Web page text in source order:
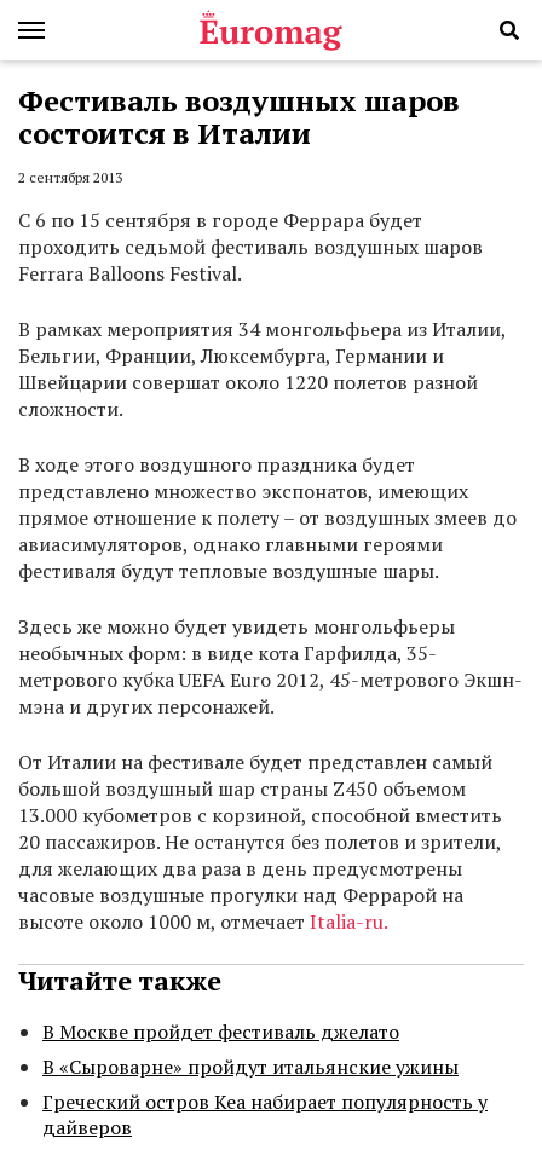
Фестиваль воздушных шаров
состоится в Италии
2 сентября 2013
С 6 по 15 сентября в городе Феррара будет
проходить седьмой фестиваль воздушных шаров
Ferrara Balloons Festival.
В рамках мероприятия 34 монгольфьера из Италии,
Бельгии, Франции, Люксембурга, Германии и
Швейцарии совершат около 1220 полетов разной
сложности.
В ходе этого воздушного праздника будет
представлено множество экспонатов, имеющих
прямое отношение к полету – от воздушных змеев до
авиасимуляторов, однако главными героями
фестиваля будут тепловые воздушные шары.
Здесь же можно будет увидеть монгольфьеры
необычных форм: в виде кота Гарфилда, 35-
метрового кубка UEFA Euro 2012, 45-метрового Экшн-
мэна и других персонажей.
От Италии на фестивале будет представлен самый
большой воздушный шар страны Z450 объемом
13.000 кубометров с корзиной, способной вместить
20 пассажиров. Не останутся без полетов и зрители,
для желающих два раза в день предусмотрены
часовые воздушные прогулки над Феррарой на
высоте около 1000 м, отмечает Italia-ru.
Читайте также
В Москве пройдет фестиваль джелато
В «Сыроварне» пройдут итальянские ужины
Греческий остров Кеа набирает популярность у
дайверов